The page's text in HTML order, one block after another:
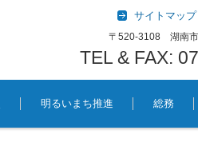
サイトマップ
〒520-3108 湖南市
TEL & FAX:
明るいまち推進 総務